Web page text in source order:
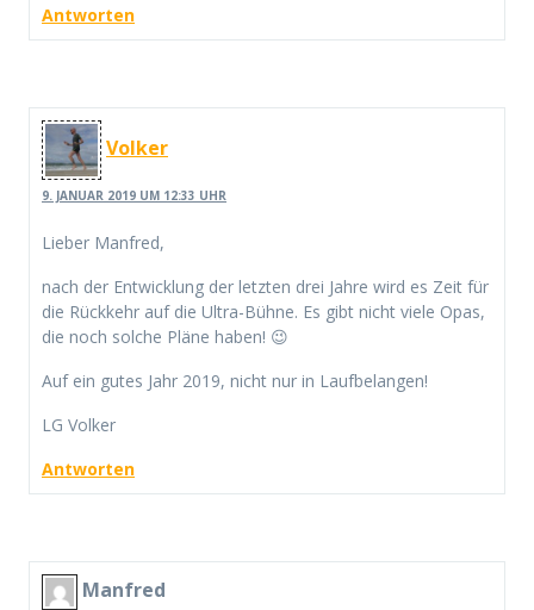
Antworten
Volker
9. JANUAR 2019 UM 12:33 UHR
Lieber Manfred,
nach der Entwicklung der letzten drei Jahre wird es Zeit für
die Rückkehr auf die Ultra-Bühne. Es gibt nicht viele Opas,
die noch solche Pläne haben! 😉
Auf ein gutes Jahr 2019, nicht nur in Laufbelangen!
LG Volker
Antworten
Manfred